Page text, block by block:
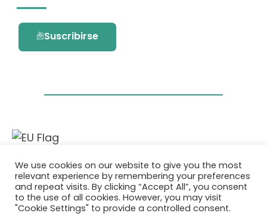
Suscribirse
Este proyecto ha recibido financiación del
programa de investigación e innovación
Horizonte 2020 de la Unión Europea en virtud
del acuerdo de subvención No. 101036418.
We use cookies on our website to give you the most
relevant experience by remembering your preferences
and repeat visits. By clicking “Accept All”, you consent
to the use of all cookies. However, you may visit
"Cookie Settings" to provide a controlled consent.